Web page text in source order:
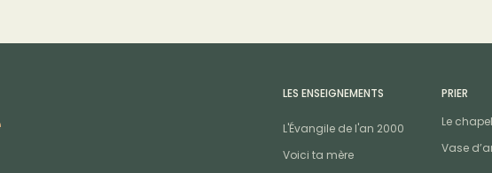
LES ENSEIGNEMENTS
L'Évangile de l'an 2000
Voici ta mère
PRIER
Le
Vase